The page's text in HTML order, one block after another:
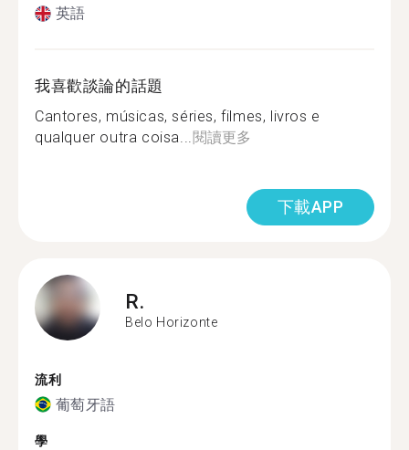
英語
我喜歡談論的話題
Cantores, músicas, séries, filmes, livros e
qualquer outra coisa...閱讀更多
下載APP
R.
Belo Horizonte
流利
葡萄牙語
學